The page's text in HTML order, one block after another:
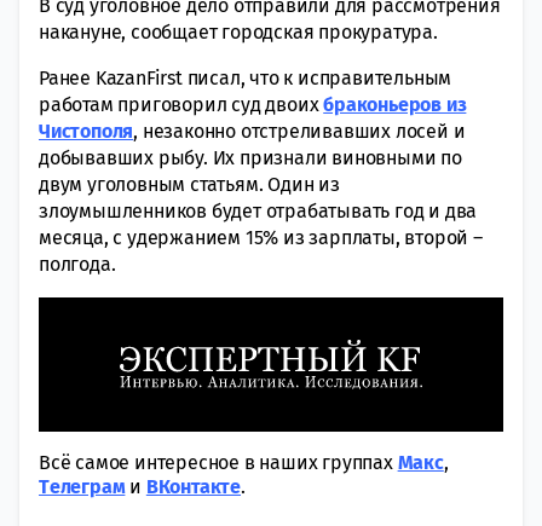
В суд уголовное дело отправили для рассмотрения
накануне, сообщает городская прокуратура.
Ранее KazanFirst писал, что к исправительным
работам приговорил суд двоихбраконьеров из
Чистополя, незаконно отстреливавших лосей и
добывавших рыбу. Их признали виновными по
двум уголовным статьям. Один из
злоумышленников будет отрабатывать год и два
месяца, с удержанием 15% из зарплаты, второй –
полгода.
Всё самое интересное в наших группах Макс,
Tелеграми ВКонтакте.